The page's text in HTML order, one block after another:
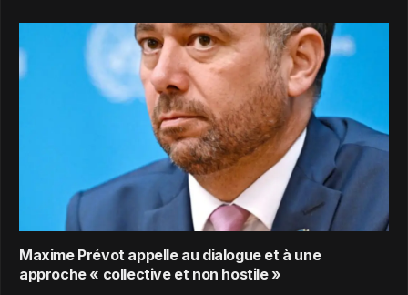
Maxime Prévot appelle au dialogue et à une
approche « collective et non hostile »